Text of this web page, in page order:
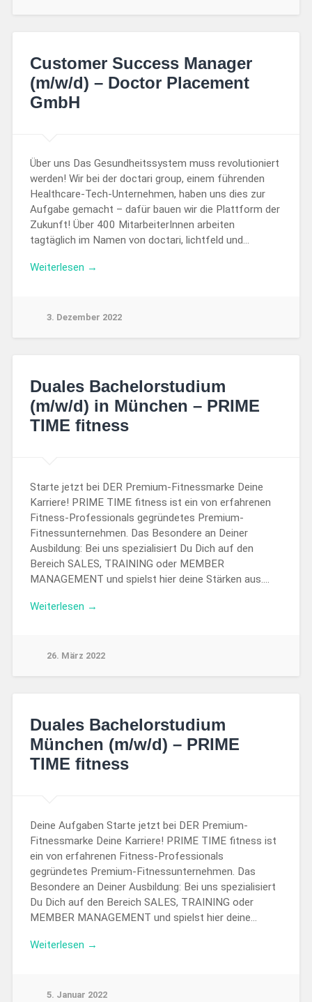
Customer Success Manager
(m/w/d) – Doctor Placement
GmbH
Über uns Das Gesundheitssystem muss revolutioniert
werden! Wir bei der doctari group, einem führenden
Healthcare-Tech-Unternehmen, haben uns dies zur
Aufgabe gemacht – dafür bauen wir die Plattform der
Zukunft! Über 400 MitarbeiterInnen arbeiten
tagtäglich im Namen von doctari, lichtfeld und…
Weiterlesen →
3. Dezember 2022
Duales Bachelorstudium
(m/w/d) in München – PRIME
TIME fitness
Starte jetzt bei DER Premium-Fitnessmarke Deine
Karriere! PRIME TIME fitness ist ein von erfahrenen
Fitness-Professionals gegründetes Premium-
Fitnessunternehmen. Das Besondere an Deiner
Ausbildung: Bei uns spezialisiert Du Dich auf den
Bereich SALES, TRAINING oder MEMBER
MANAGEMENT und spielst hier deine Stärken aus….
Weiterlesen →
26. März 2022
Duales Bachelorstudium
München (m/w/d) – PRIME
TIME fitness
Deine Aufgaben Starte jetzt bei DER Premium-
Fitnessmarke Deine Karriere! PRIME TIME fitness ist
ein von erfahrenen Fitness-Professionals
gegründetes Premium-Fitnessunternehmen. Das
Besondere an Deiner Ausbildung: Bei uns spezialisiert
Du Dich auf den Bereich SALES, TRAINING oder
MEMBER MANAGEMENT und spielst hier deine…
Weiterlesen →
5. Januar 2022